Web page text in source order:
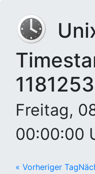
Freitag,
00:00:00
« Vorheriger Tag